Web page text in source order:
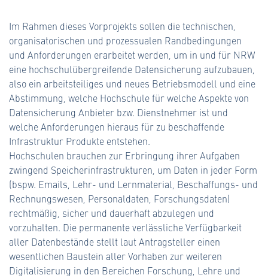
Im Rahmen dieses Vorprojekts sollen die technischen,
organisatorischen und prozessualen Randbedingungen
und Anforderungen erarbeitet werden, um in und für NRW
eine hochschulübergreifende Datensicherung aufzubauen,
also ein arbeitsteiliges und neues Betriebsmodell und eine
Abstimmung, welche Hochschule für welche Aspekte von
Datensicherung Anbieter bzw. Dienstnehmer ist und
welche Anforderungen hieraus für zu beschaffende
Infrastruktur­ Produkte entstehen.
Hochschulen brauchen zur Erbringung ihrer Aufgaben
zwingend Speicherinfrastrukturen, um Daten in jeder Form
(bspw. Emails, Lehr- und Lernmaterial, Beschaffungs- und
Rechnungswesen, Personaldaten, Forschungsdaten)
rechtmäßig, sicher und dauerhaft abzulegen und
vorzuhalten. Die permanente verlässliche Verfügbarkeit
aller Datenbestände stellt laut Antragsteller einen
wesentlichen Baustein aller Vorhaben zur weiteren
Digitalisierung in den Bereichen Forschung, Lehre und